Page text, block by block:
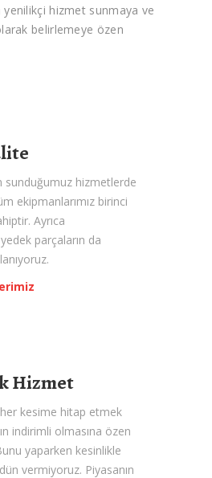
yenilikçi hizmet sunmaya ve
belirlemeye özen
sunduğumuz hizmetlerde
ekipmanlarımız birinci
Ayrıca
parçaların da
Hizmet
kesime hitap etmek
indirimli olmasına özen
yaparken kesinlikle
vermiyoruz. Piyasanın